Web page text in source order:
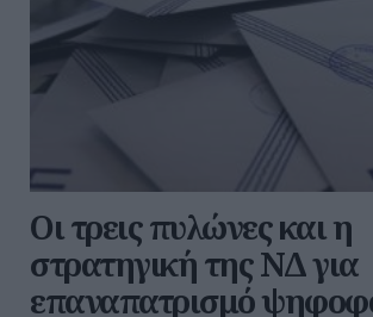
Οι τρεις πυλώνες και η
στρατηγική της ΝΔ για
επαναπατρισμό